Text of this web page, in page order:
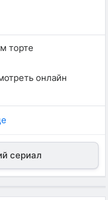
торте
онлайн
сериал